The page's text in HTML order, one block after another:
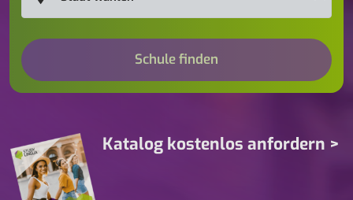
Schule finden
Katalog kostenlos anfordern >